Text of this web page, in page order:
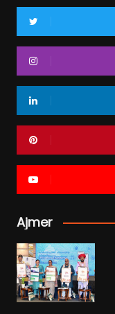
Ajmer